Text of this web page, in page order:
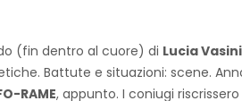
(fin dentro al cuore) di Lucia Vasini
Battute e situazioni: scene.
RAME, appunto. I coniugi